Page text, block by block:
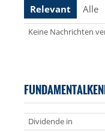
Relevant Alle
Keine Nachrichten
Dividende in